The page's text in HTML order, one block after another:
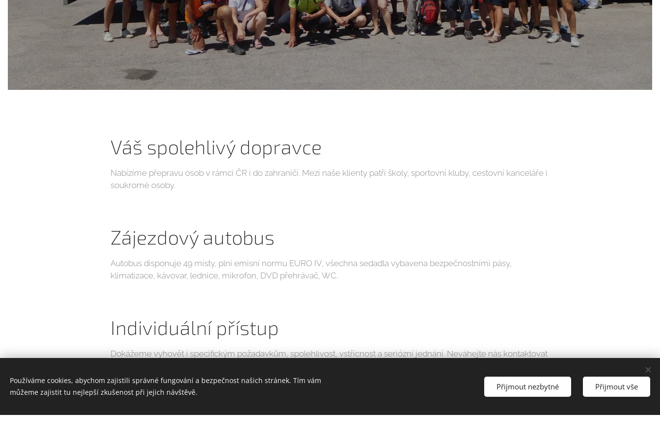
Váš spolehlivý dopravce
Nabízíme přepravu osob v rámci ČR i do zahraničí. Mezi naše klienty patří školy, sportovní kluby, cestovní kanceláře i
soukromé osoby.
Zájezdový autobus
Autobus disponuje 49 místy, plní emisní normu EURO IV, všechna sedadla vybavena bezpečnostními pásy,
klimatizace, kávovar, lednice, mikrofon, DVD přehrávač, WC.
Individuální přístup
Dokážeme vyhovět i specifickým požadavkům, spolehlivost, vstřícnost a seriózní jednání. Neváhejte nás kontaktovat
Používáme cookies, abychom zajistili správné fungování a bezpečnost našich stránek. Tím vám
můžeme zajistit tu nejlepší zkušenost při jejich návštěvě.
Přijmout nezbytné Přijmout vše